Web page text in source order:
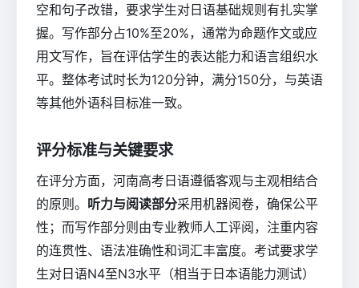
空和句子改错，要求学生对日语基础规则有扎实掌
握。写作部分占10%至20%，通常为命题作文或应
用文写作，旨在评估学生的表达能力和语言组织水
平。整体考试时长为120分钟，满分150分，与英语
等其他外语科目标准一致。
评分标准与关键要求
在评分方面，河南高考日语遵循客观与主观相结合
的原则。 听力与阅读部分采用机器阅卷，确保公平
性；而写作部分则由专业教师人工评阅，注重内容
的连贯性、语法准确性和词汇丰富度。考试要求学
生对日语N4至N3水平（相当于日本语能力测试）